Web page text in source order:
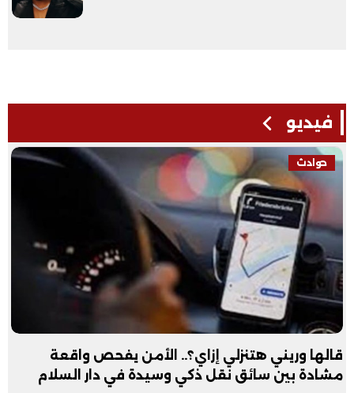
فيديو
حوادث
قالها وريني هتنزلي إزاي؟.. الأمن يفحص واقعة
مشادة بين سائق نقل ذكي وسيدة في دار السلام